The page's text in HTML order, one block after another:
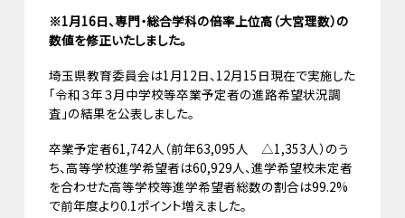
※1月16日、専門・総合学科の倍率上位高（大宮理数）の
数値を修正いたしました。
埼玉県教育委員会は1月12日、12月15日現在で実施した
「令和３年３月中学校等卒業予定者の進路希望状況調
査」の結果を公表しました。
卒業予定者61,742人（前年63,095人 △1,353人）のう
ち、高等学校進学希望者は60,929人、進学希望校未定者
を合わせた高等学校等進学希望者総数の割合は99.2%
で前年度より0.1ポイント増えました。